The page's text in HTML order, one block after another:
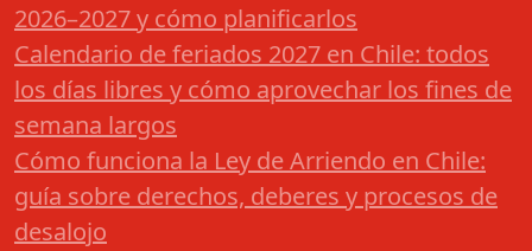
2026–2027 y cómo planificarlos
Calendario de feriados 2027 en Chile: todos
los días libres y cómo aprovechar los fines de
semana largos
Cómo funciona la Ley de Arriendo en Chile:
guía sobre derechos, deberes y procesos de
desalojo